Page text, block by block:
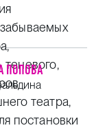
театра,
постановки
ПОПОВА